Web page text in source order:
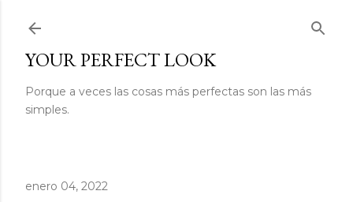
YOUR PERFECT LOOK
Porque a veces las cosas más perfectas son las más
simples.
enero 04, 2022